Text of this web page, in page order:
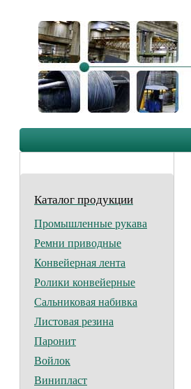
Каталог продукции
Промышленные рукава
Ремни приводные
Конвейерная лента
Ролики конвейерные
Сальниковая набивка
Листовая резина
Паронит
Войлок
Винипласт